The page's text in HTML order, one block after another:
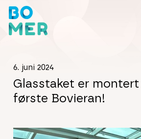
Skip
main
Glasstaket er montert
første Bovieran!
6. juni 2024